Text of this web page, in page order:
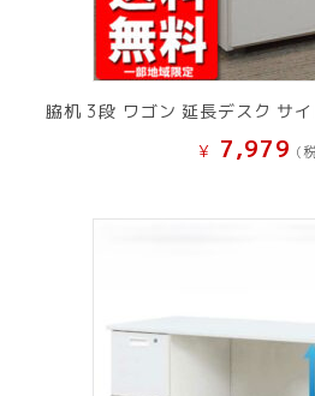
脇机 3段 ワゴン 延長デスク サ
¥ 7,979 (